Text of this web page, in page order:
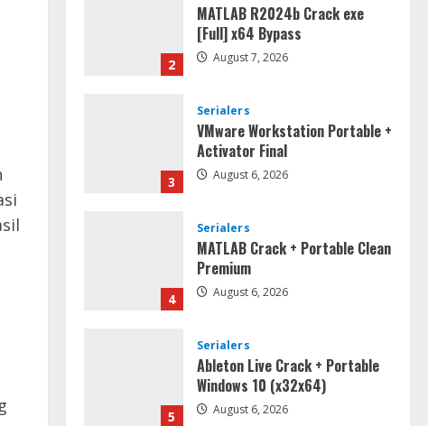
2
MATLAB R2024b Crack exe
[Full] x64 Bypass
August 7, 2026
3
Serialers
VMware Workstation Portable +
Activator Final
August 6, 2026
4
Serialers
MATLAB Crack + Portable Clean
Premium
August 6, 2026
5
Serialers
Ableton Live Crack + Portable
Windows 10 (x32x64)
August 6, 2026